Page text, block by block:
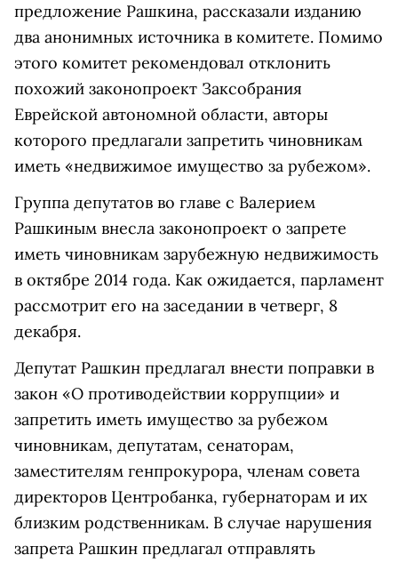
предложение Рашкина, рассказали изданию
два анонимных источника в комитете. Помимо
этого комитет рекомендовал отклонить
похожий законопроект Заксобрания
Еврейской автономной области, авторы
которого предлагали запретить чиновникам
иметь «недвижимое имущество за рубежом».
Группа депутатов во главе с Валерием
Рашкиным внесла законопроект о запрете
иметь чиновникам зарубежную недвижимость
в октябре 2014 года. Как ожидается, парламент
рассмотрит его на заседании в четверг, 8
декабря.
Депутат Рашкин предлагал внести поправки в
закон «О противодействии коррупции» и
запретить иметь имущество за рубежом
чиновникам, депутатам, сенаторам,
заместителям генпрокурора, членам совета
директоров Центробанка, губернаторам и их
близким родственникам. В случае нарушения
запрета Рашкин предлагал отправлять